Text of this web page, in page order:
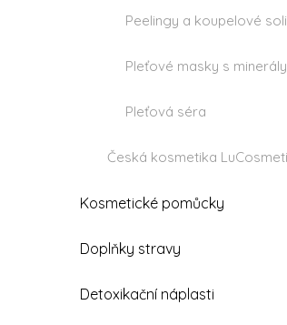
Peelingy a koupelové soli
Pleťové masky s minerály
Pleťová séra
Česká kosmetika
Kosmetické pomůcky
Doplňky stravy
Detoxikační náplasti